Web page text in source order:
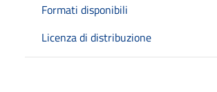
Formati disponibili
Licenza di distribuzione